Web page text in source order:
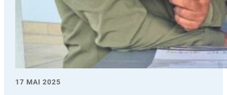
17 MAI 2025